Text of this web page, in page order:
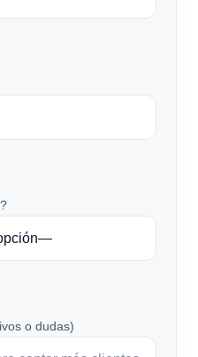
o dudas)